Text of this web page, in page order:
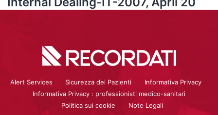
Alert Services Sicurezza dei Pazienti
Informativa Privacy
Informativa Privacy : professionisti medico-sanitari
Politica sui cookie
Note Legali